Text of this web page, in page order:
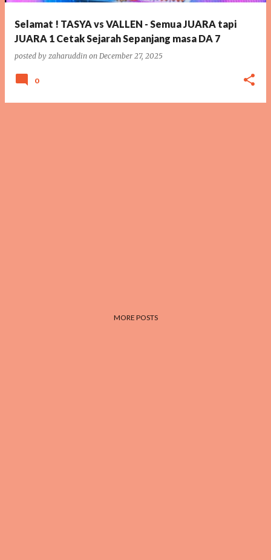
Selamat ! TASYA vs VALLEN - Semua JUARA tapi
JUARA 1 Cetak Sejarah Sepanjang masa DA 7
posted by zaharuddin on December 27, 2025
0
MORE POSTS